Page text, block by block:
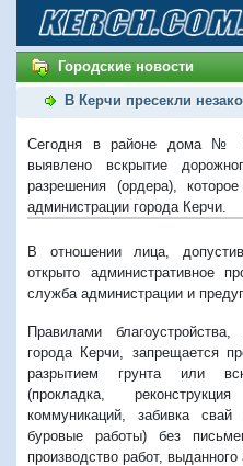
Городские новости
В Керчи пресекли
Сегодня в районе дома №
выявлено вскрытие
разрешения (ордера),
администрации города Керчи.
В отношении лица,
открыто административное
служба администрации и
Правилами
города Керчи, запрещается
разрытием грунта или
(прокладка,
коммуникаций, забивка
буровые работы) без
производство работ,